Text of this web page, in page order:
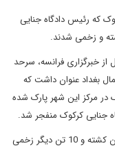
که رئیس دادگاه جنایی
از خبرگزاری فرانسه، سرحد
در 240 کیلومتری شمال بغداد عنوان داشت که
مرکز این شهر پارک شده
جنایی کرکوک منفجر شد.
وی در ادامه افزود: به دنبال این انفجار دست‌کم دو تن کشته و 10 تن دیگر زخمی